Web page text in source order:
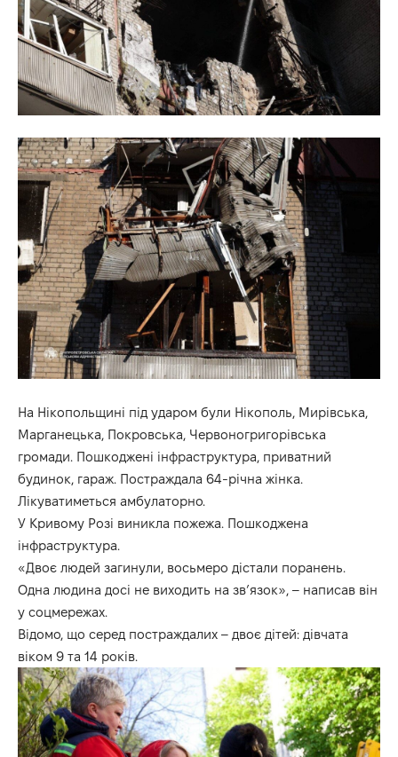
На Нікопольщині під ударом були Нікополь, Мирівська,
Марганецька, Покровська, Червоногригорівська
громади. Пошкоджені інфраструктура, приватний
будинок, гараж. Постраждала 64-річна жінка.
Лікуватиметься амбулаторно.
У Кривому Розі виникла пожежа. Пошкоджена
інфраструктура.
«Двоє людей загинули, восьмеро дістали поранень.
Одна людина досі не виходить на звʼязок», – написав він
у соцмережах.
Відомо, що серед постраждалих – двоє дітей: дівчата
віком 9 та 14 років.